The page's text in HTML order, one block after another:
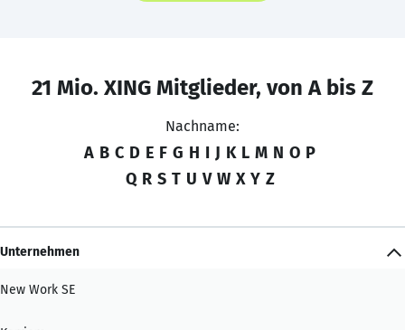
21 Mio. XING Mitglieder, von A bis Z
Nachname:
A B C D E F G H I J K L M N O P
Q R S T U V W X Y Z
Unternehmen
New Work SE